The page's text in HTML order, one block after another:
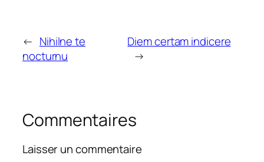
← Nihilne te
nocturnu
Diem certam indicere
→
Commentaires
Laisser un commentaire